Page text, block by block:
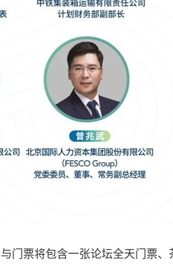
门票将包含一张论坛全天门票、